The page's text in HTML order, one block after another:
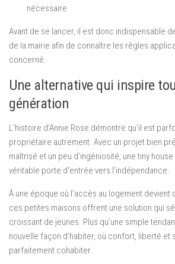
nécessaire.
Avant de se lancer, il est donc indispensable
de la mairie afin de connaître les règles
concerné.
Une alternative qui inspire
génération
L’histoire d’Annie Rose démontre qu’il est
propriétaire autrement. Avec un projet bien
maîtrisé et un peu d’ingéniosité, une tiny
véritable porte d’entrée vers l’indépendance.
À une époque où l’accès au logement devient
ces petites maisons offrent une solution qui
croissant de jeunes. Plus qu’une simple
nouvelle façon d’habiter, où confort, liberté et
parfaitement cohabiter.